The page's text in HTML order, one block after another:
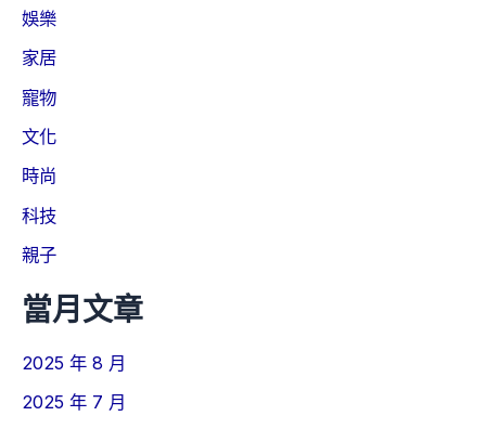
娛樂
家居
寵物
文化
時尚
科技
親子
當月文章
2025 年 8 月
2025 年 7 月